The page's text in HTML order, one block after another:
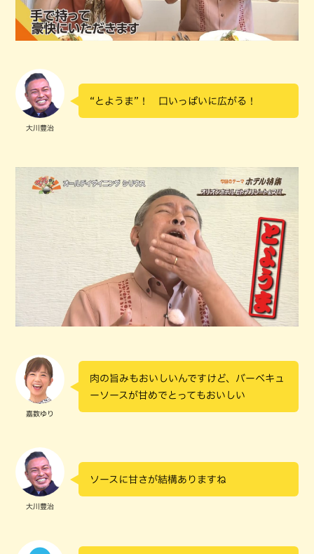
大川豊治
“とようま”！ 口いっぱいに広がる！
嘉数ゆり
肉の旨みもおいしいんですけど、バーベキュ
ーソースが甘めでとってもおいしい
大川豊治
ソースに甘さが結構ありますね